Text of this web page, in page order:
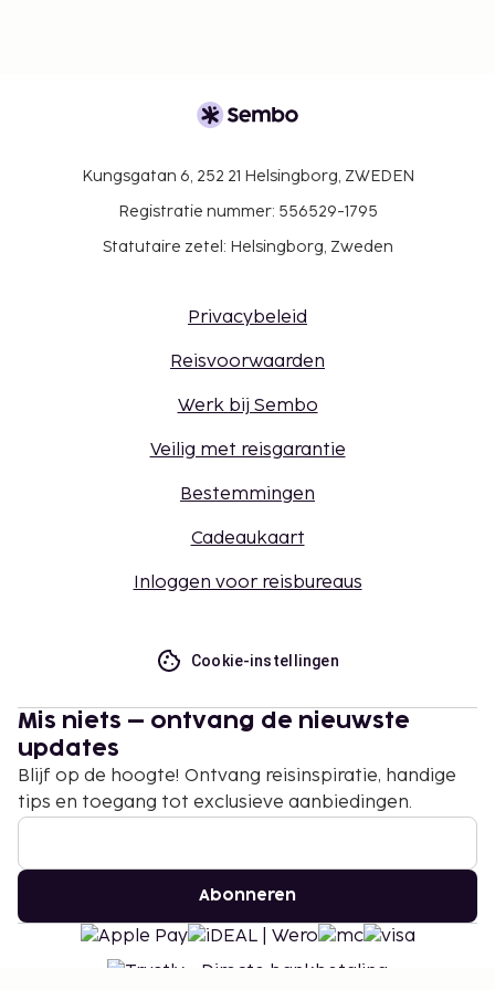
Wegens de nationale wetgeving mogen
het bedrag van EUR 5000 niet overschrijden.
accommodatie via de gegevens in de
boekingsbevestiging.
golf, massagebehandelingen en
spabehandelingen. Reserveringen kun je voor je
aankomt maken als je contact opneemt met
boekingsbevestiging.
In overeenstemming met nationale en
gemeentelijke richtlijnen is airconditioning
alleen tijdens bepaalde uren beschikbaar van 15
Je kunt na overleg met de accommodatie
huisdieren meenemen (hiervoor gelden
toeslagen, die je kunt nalezen in de sectie
accommodatie vind je in de
boekingsbevestiging.
Gasten kunnen overal contactloos betalen.
Contacloos inchecken en contactloos
uitchecken zijn mogelijk.
Kungsgatan 6, 252 21 Helsingborg, ZWEDEN
Registratie nummer: 556529-1795
Statutaire zetel: Helsingborg, Zweden
Privacybeleid
Reisvoorwaarden
Werk bij Sembo
Veilig met reisgarantie
Bestemmingen
Cadeaukaart
Inloggen voor reisbureaus
Cookie-instellingen
Mis niets – ontvang de nieuwste
updates
Blijf op de hoogte! Ontvang reisinspiratie, handige
tips en toegang tot exclusieve aanbiedingen.
Abonneren